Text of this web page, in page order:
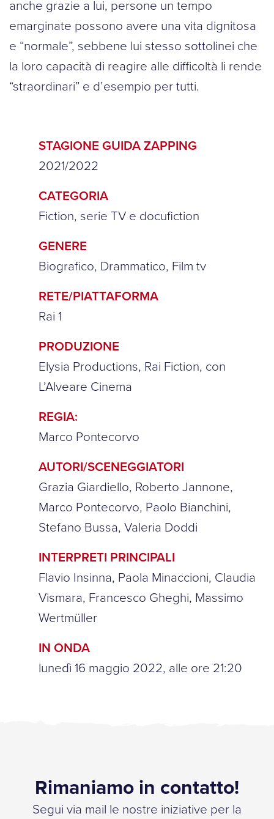
anche grazie a lui, persone un tempo
emarginate possono avere una vita dignitosa
e “normale”, sebbene lui stesso sottolinei che
la loro capacità di reagire alle difficoltà li rende
“straordinari” e d’esempio per tutti.
STAGIONE GUIDA ZAPPING
2021/2022
CATEGORIA
Fiction, serie TV e docufiction
GENERE
Biografico, Drammatico, Film tv
RETE/PIATTAFORMA
Rai 1
PRODUZIONE
Elysia Productions, Rai Fiction, con
L’Alveare Cinema
REGIA:
Marco Pontecorvo
AUTORI/SCENEGGIATORI
Grazia Giardiello, Roberto Jannone,
Marco Pontecorvo, Paolo Bianchini,
Stefano Bussa, Valeria Doddi
INTERPRETI PRINCIPALI
Flavio Insinna, Paola Minaccioni, Claudia
Vismara, Francesco Gheghi, Massimo
Wertmüller
IN ONDA
lunedì 16 maggio 2022, alle ore 21:20
Rimaniamo in contatto!
Segui via mail le nostre iniziative per la